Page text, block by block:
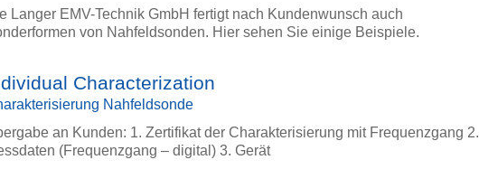
Langer EMV-Technik GmbH fertigt nach Kundenwunsch auch
von Nahfeldsonden. Hier sehen Sie einige Beispiele.
Characterization
Nahfeldsonde
an Kunden: 1. Zertifikat der Charakterisierung mit Frequenzgang 2.
(Frequenzgang – digital) 3. Gerät